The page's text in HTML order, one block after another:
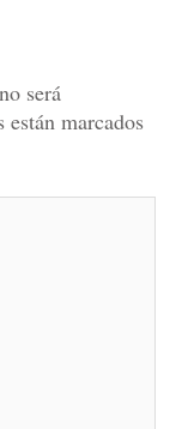
será
marcados